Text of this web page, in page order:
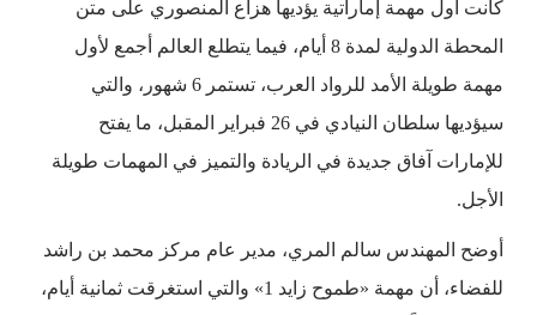
كانت أول مهمة إماراتية يؤديها هزاع المنصوري على متن
المحطة الدولية لمدة 8 أيام، فيما يتطلع العالم أجمع لأول
مهمة طويلة الأمد للرواد العرب، تستمر 6 شهور، والتي
سيؤديها سلطان النيادي في 26 فبراير المقبل، ما يفتح
للإمارات آفاق جديدة في الريادة والتميز في المهمات طويلة
الأجل.
أوضح المهندس سالم المري، مدير عام مركز محمد بن راشد
للفضاء، أن مهمة «طموح زايد 1» والتي استغرقت ثمانية أيام،